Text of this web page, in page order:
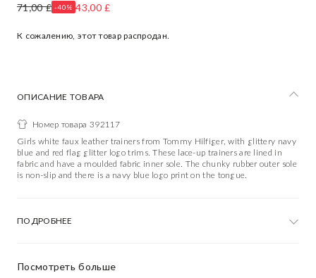
БЕЛЫЕ КРОССОВКИ С БЛЕСТКАМИ ДЛЯ ДЕВОЧЕК
71,00 £ -40% 43,00 £
К сожалению, этот товар распродан.
Посмотреть больше
ОПИСАНИЕ ТОВАРА
Номер товара 392117
Girls white faux leather trainers from Tommy Hilfiger, with glittery navy
blue and red flag glitter logo trims. These lace-up trainers are lined in
fabric and have a moulded fabric inner sole. The chunky rubber outer sole
is non-slip and there is a navy blue logo print on the tongue.
ПОДРОБНЕЕ